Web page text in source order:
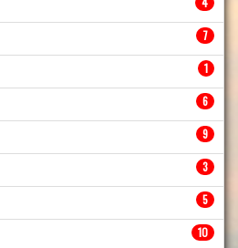
7
1
6
9
3
5
10